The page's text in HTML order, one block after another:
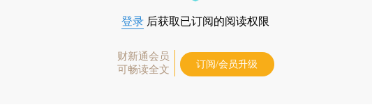
登录 后获取已订阅的阅读权限
财新通会员
可畅读全文
订阅/会员升级